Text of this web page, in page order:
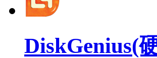
DiskGenius(